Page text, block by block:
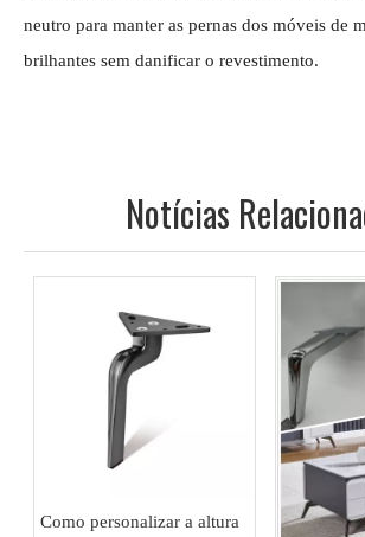
neutro para manter as pernas dos móveis de
brilhantes sem danificar o revestimento.
Notícias
Como personalizar a altura